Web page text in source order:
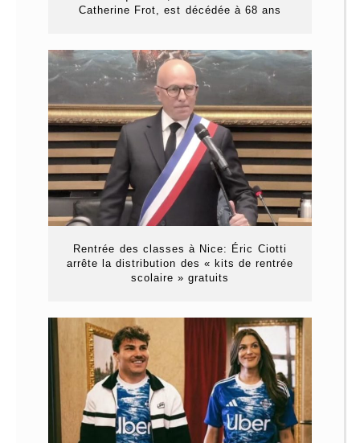
Catherine Frot, est décédée à 68 ans
Rentrée des classes à Nice: Éric Ciotti
arrête la distribution des « kits de rentrée
scolaire » gratuits